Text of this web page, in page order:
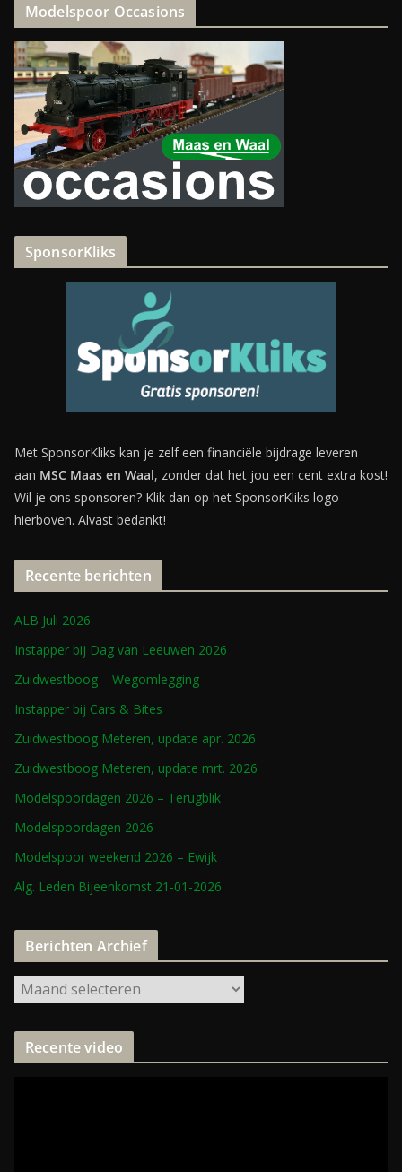
Modelspoor Occasions
SponsorKliks
Met SponsorKliks kan je zelf een financiële bijdrage leveren
aan MSC Maas en Waal, zonder dat het jou een cent extra kost!
Wil je ons sponsoren? Klik dan op het SponsorKliks logo
hierboven. Alvast bedankt!
Recente berichten
ALB Juli 2026
Instapper bij Dag van Leeuwen 2026
Zuidwestboog – Wegomlegging
Instapper bij Cars & Bites
Zuidwestboog Meteren, update apr. 2026
Zuidwestboog Meteren, update mrt. 2026
Modelspoordagen 2026 – Terugblik
Modelspoordagen 2026
Modelspoor weekend 2026 – Ewijk
Alg. Leden Bijeenkomst 21-01-2026
Berichten Archief
Recente video